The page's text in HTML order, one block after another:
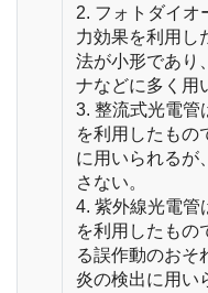
2. フォトダイオ
力効果を利用し
法が小形であり
ナなどに多く用
3. 整流式光電管
を利用したもの
に用いられるが
さない。
4. 紫外線光電管
を利用したもの
る誤作動のおそ
炎の検出に用い